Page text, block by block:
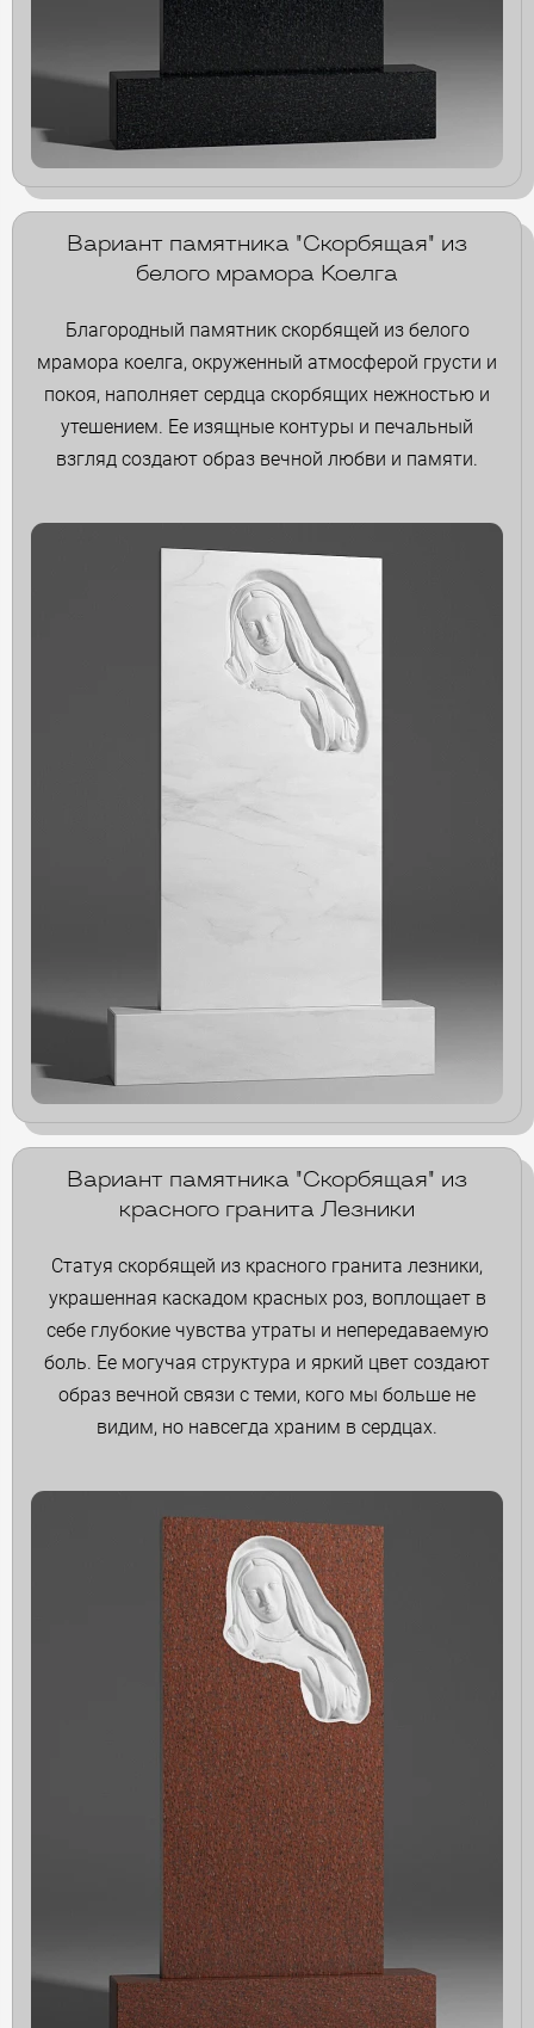
Вариант памятника "Скорбящая" из
белого мрамора Коелга
Благородный памятник скорбящей из белого
мрамора коелга, окруженный атмосферой грусти и
покоя, наполняет сердца скорбящих нежностью и
утешением. Ее изящные контуры и печальный
взгляд создают образ вечной любви и памяти.
Вариант памятника "Скорбящая" из
красного гранита Лезники
Статуя скорбящей из красного гранита лезники,
украшенная каскадом красных роз, воплощает в
себе глубокие чувства утраты и непередаваемую
боль. Ее могучая структура и яркий цвет создают
образ вечной связи с теми, кого мы больше не
видим, но навсегда храним в сердцах.